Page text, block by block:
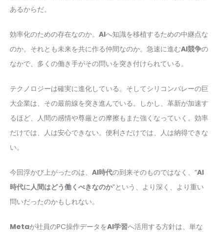
あるからだ。
効率化のための存在なのか。 AIへ知識を移植するための中継点な
のか。それとも未来を共に作る仲間なのか。急速に進むAI競争の
なかで、多くの働き手がその問いを突き付けられている。
テクノロジーは確実に進化している。そしてシリコンバレーの巨
大企業は、その最前線を突き進んでいる。しかし、革新が加速す
るほど、人間の感情や尊厳との摩擦もまた強くなっていく。効率
だけでは、人は安心できない。便利さだけでは、人は納得できな
い。
今回浮かび上がったのは、 AI時代の到来そのものではなく、“AI
時代に人間はどう働くべきなのか”という、より深く、より重い
問いだったのかもしれない。
Metaが社員のPC操作データをAI学習へ活用する方針は、単な